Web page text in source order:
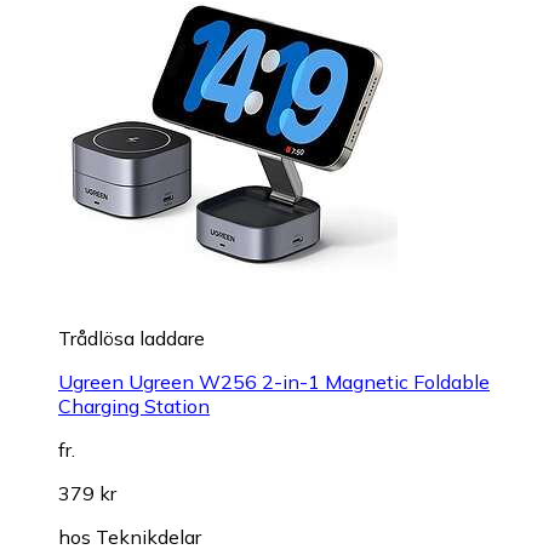
Trådlösa laddare
Ugreen Ugreen W256 2-in-1 Magnetic Foldable
Charging Station
fr.
379 kr
hos Teknikdelar